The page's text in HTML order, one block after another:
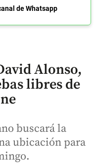
de Whatsapp
Alonso,
libres de
buscará la
ubicación para